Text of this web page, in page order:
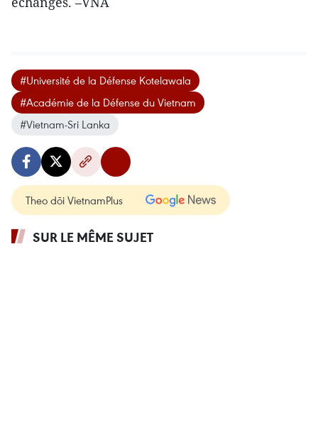
#Université de la Défense Kotelawala
#Académie de la Défense du Vietnam
#Vietnam-Sri Lanka
Theo dõi VietnamPlus
SUR LE MÊME SUJET